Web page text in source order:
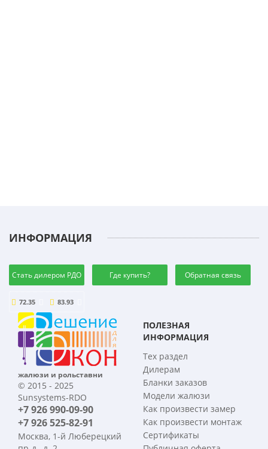
ИНФОРМАЦИЯ
Стать дилером РДО Где купить? Обратная связь
72.35 83.93
жалюзи и рольставни
© 2015 - 2025
Sunsystems-RDO
+7 926 990-09-90
+7 926 525-82-91
Москва, 1-й Люберецкий
ПОЛЕЗНАЯ
ИНФОРМАЦИЯ
Тех раздел
Дилерам
Бланки заказов
Модели жалюзи
Как произвести замер
Как произвести монтаж
Сертификаты